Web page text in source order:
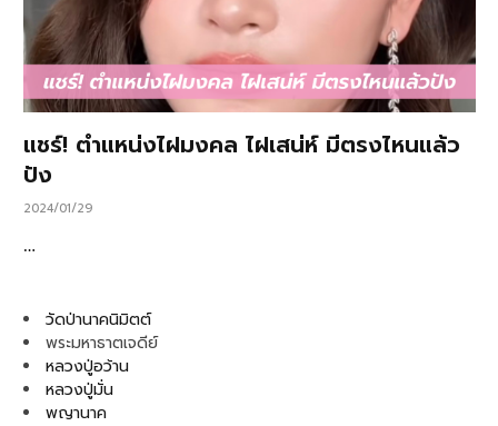
แชร์! ตำแหน่งไฝมงคล ไฝเสน่ห์ มีตรงไหนแล้ว
ปัง
2024/01/29
…
วัดป่านาคนิมิตต์
พระมหาธาตเจดีย์
หลวงปู่อว้าน
หลวงปู่มั่น
พญานาค